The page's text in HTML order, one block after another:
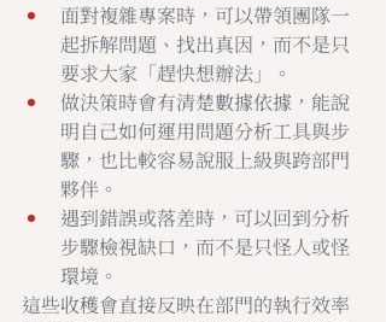
面對複雜專案時，可以帶領團隊一
起拆解問題、找出真因，而不是只
要求大家「趕快想辦法」。
做決策時會有清楚數據依據，能說
明自己如何運用問題分析工具與步
驟，也比較容易說服上級與跨部門
夥伴。
遇到錯誤或落差時，可以回到分析
步驟檢視缺口，而不是只怪人或怪
環境。
這些收穫會直接反映在部門的執行效率